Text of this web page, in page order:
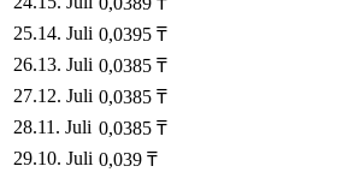
25.14. Juli 0,0395 ₸
26.13. Juli 0,0385 ₸
27.12. Juli 0,0385 ₸
28.11. Juli 0,0385 ₸
29.10. Juli 0,039 ₸